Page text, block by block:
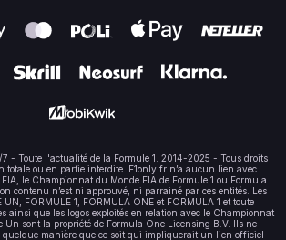
- Toute l'actualité de la Formule 1. 2014-2025 - Tous droits
totale ou en partie interdite. F1only.fr n’a aucun lien avec
le Championnat du Monde FIA de Formule 1 ou Formula
contenu n’est ni approuvé, ni parrainé par ces entités. Les
UN, FORMULE 1, FORMULA ONE et FORMULA 1 et toute
ainsi que les logos exploités en relation avec le Championnat
Un sont la propriété de Formula One Licensing B.V. Ils ne
quelque manière que ce soit qui impliquerait un lien officiel